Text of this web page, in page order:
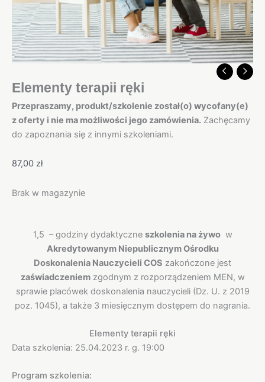
Elementy terapii ręki
Przepraszamy, produkt/szkolenie został(o) wycofany(e)
z oferty i nie ma możliwości jego zamówienia. Zachęcamy
do zapoznania się z innymi szkoleniami.
87,00 zł
Brak w magazynie
1,5 – godziny dydaktyczne szkolenia na żywow
Akredytowanym Niepublicznym Ośrodku
Doskonalenia Nauczycieli COS zakończone jest
zaświadczeniemzgodnym z rozporządzeniem MEN, w
sprawie placówek doskonalenia nauczycieli (Dz. U. z 2019
poz. 1045), a także 3 miesięcznym dostępem do nagrania.
Elementy terapii ręki
Data szkolenia: 25.04.2023 r. g. 19:00
Program szkolenia: